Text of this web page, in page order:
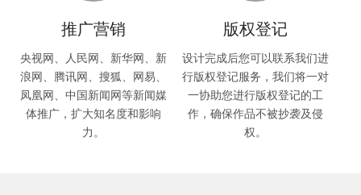
推广营销
央视网、人民网、新华网、新
浪网、腾讯网、搜狐、网易、
凤凰网、中国新闻网等新闻媒
体推广，扩大知名度和影响
力。
版权登记
设计完成后您可以联系我们进
行版权登记服务，我们将一对
一协助您进行版权登记的工
作，确保作品不被抄袭及侵
权。